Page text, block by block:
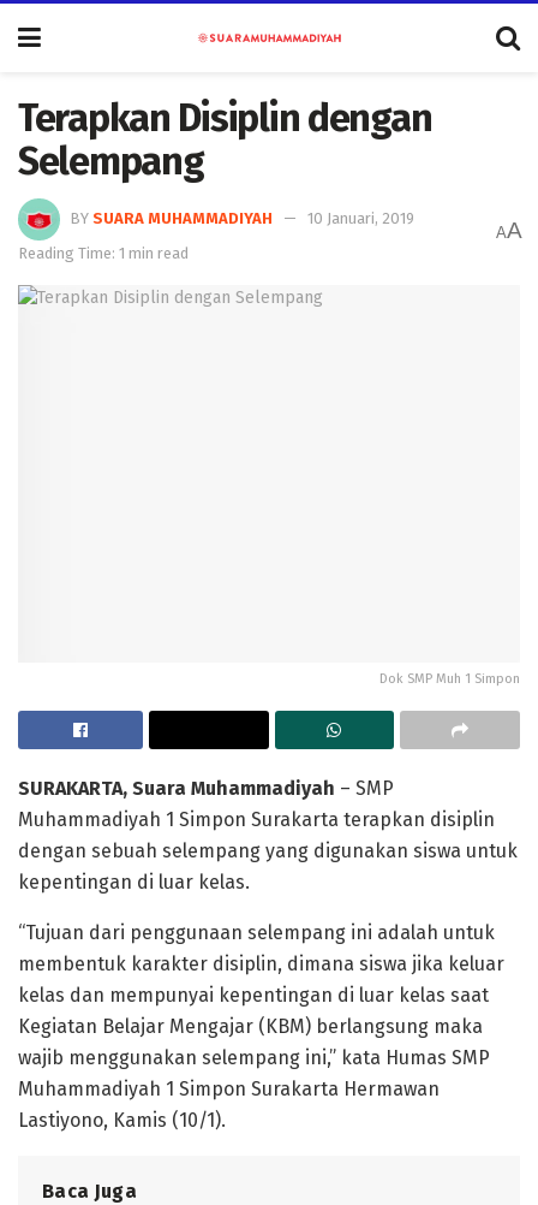
Terapkan Disiplin dengan
Selempang
BY SUARA MUHAMMADIYAH
10 Januari, 2019
Reading Time: 1 min read
AA
Dok SMP Muh 1 Simpon
SURAKARTA, Suara Muhammadiyah – SMP
Muhammadiyah 1 Simpon Surakarta terapkan disiplin
dengan sebuah selempang yang digunakan siswa untuk
kepentingan di luar kelas.
“Tujuan dari penggunaan selempang ini adalah untuk
membentuk karakter disiplin, dimana siswa jika keluar
kelas dan mempunyai kepentingan di luar kelas saat
Kegiatan Belajar Mengajar (KBM) berlangsung maka
wajib menggunakan selempang ini,” kata Humas SMP
Muhammadiyah 1 Simpon Surakarta Hermawan
Lastiyono, Kamis (10/1).
Baca Juga